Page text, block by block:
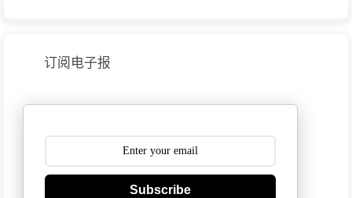
订阅电子报
Subscribe